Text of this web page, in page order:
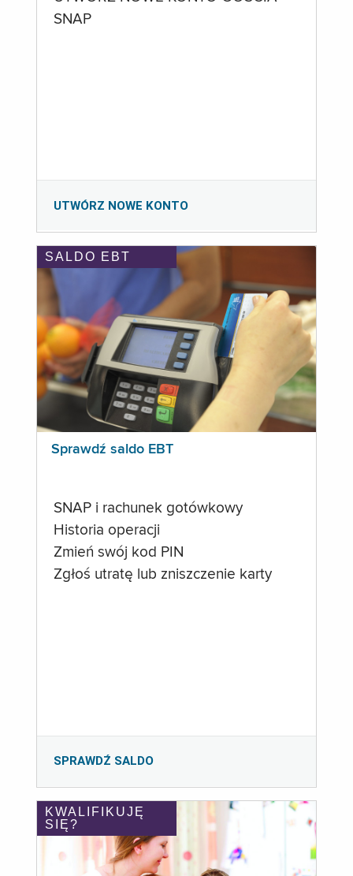
SNAP
UTWÓRZ NOWE KONTO
SALDO EBT
Sprawdź saldo EBT
SNAP i rachunek gotówkowy
Historia operacji
Zmień swój kod PIN
Zgłoś utratę lub zniszczenie karty
SPRAWDŹ SALDO
KWALIFIKUJĘ
SIĘ?